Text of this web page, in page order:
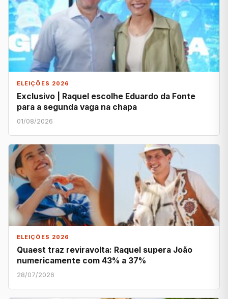
ELEIÇÕES 2026
Exclusivo | Raquel escolhe Eduardo da Fonte
para a segunda vaga na chapa
01/08/2026
ELEIÇÕES 2026
Quaest traz reviravolta: Raquel supera João
numericamente com 43% a 37%
28/07/2026